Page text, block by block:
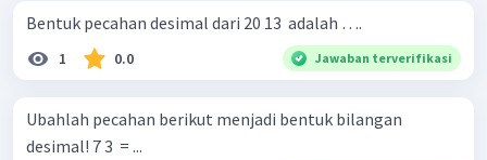
Bentuk pecahan desimal dari 20 13 ​ adalah ….
1 0.0 Jawaban terverifikasi
Ubahlah pecahan berikut menjadi bentuk bilangan
desimal! 7 3 ​ = ...